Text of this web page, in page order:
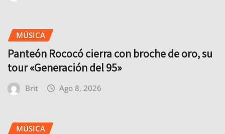
MÚSICA
Panteón Rococó cierra con broche de oro, su
tour «Generación del 95»
Brit Ago 8, 2026
MÚSICA